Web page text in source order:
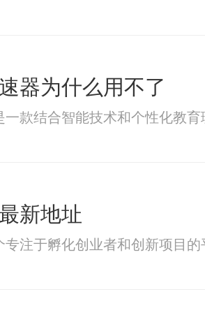
器为什么用不了
款结合智能技术和个性化教
新地址
专注于孵化创业者和创新项目